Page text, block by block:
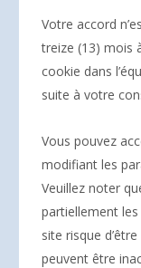
Votre accord
treize (13) mois
cookie dans
suite à votre
Vous pouvez
modifiant les
Veuillez noter
partiellement
site risque
peuvent être